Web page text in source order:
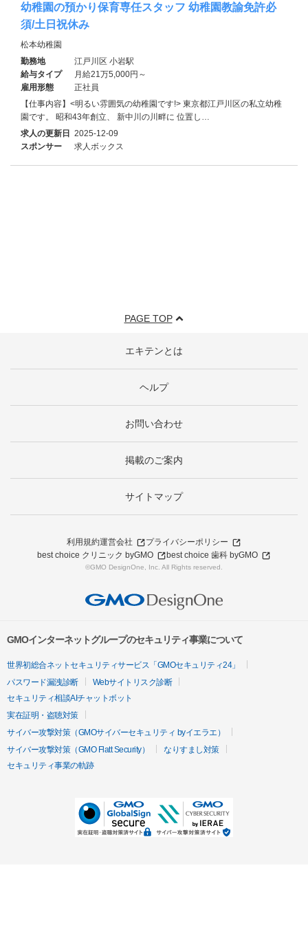
幼稚園の預かり保育専任スタッフ 幼稚園教諭免許必
須/土日祝休み
松本幼稚園
勤務地
江戸川区 小岩駅
給与タイプ
月給21万5,000円～
雇用形態
正社員
【仕事内容】<明るい雰囲気の幼稚園です!> 東京都江戸川区の私立幼稚
園です。 昭和43年創立、 新中川の川畔に 位置し…
求人の更新日 2025-12-09
スポンサー
求人ボックス
PAGE TOP
エキテンとは
ヘルプ
お問い合わせ
掲載のご案内
サイトマップ
利用規約運営会社
プライバシーポリシー
best choice クリニック byGMO
best choice 歯科 byGMO
©GMO DesignOne, Inc. All Rights reserved.
GMOインターネットグループのセキュリティ事業について
世界初総合ネットセキュリティサービス「GMOセキュリティ24」
パスワード漏洩診断
Webサイトリスク診断
セキュリティ相談AIチャットボット
実在証明・盗聴対策
サイバー攻撃対策（GMOサイバーセキュリティ byイエラエ）
サイバー攻撃対策（GMO Flatt Security）
なりすまし対策
セキュリティ事業の軌跡